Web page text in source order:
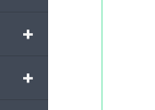
+
+